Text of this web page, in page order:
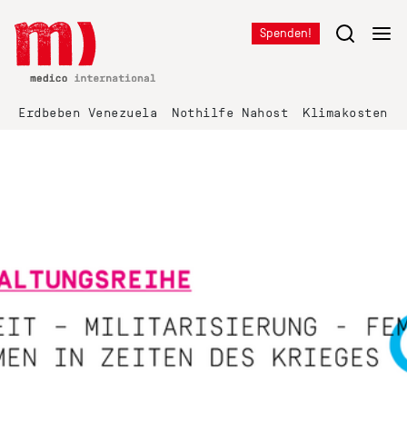
Spenden!
Erdbeben Venezuela Nothilfe Nahost Klimakosten